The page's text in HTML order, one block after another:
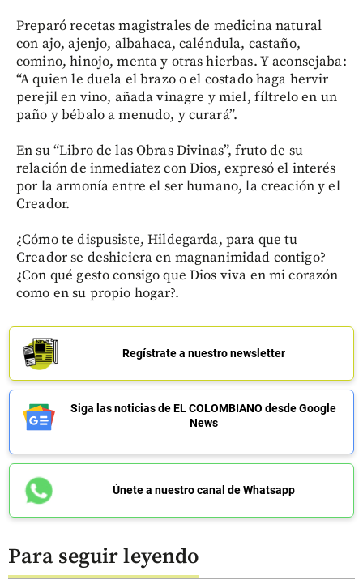
Preparó recetas magistrales de medicina natural
con ajo, ajenjo, albahaca, caléndula, castaño,
comino, hinojo, menta y otras hierbas. Y aconsejaba:
“A quien le duela el brazo o el costado haga hervir
perejil en vino, añada vinagre y miel, fíltrelo en un
paño y bébalo a menudo, y curará”.
En su “Libro de las Obras Divinas”, fruto de su
relación de inmediatez con Dios, expresó el interés
por la armonía entre el ser humano, la creación y el
Creador.
¿Cómo te dispusiste, Hildegarda, para que tu
Creador se deshiciera en magnanimidad contigo?
¿Con qué gesto consigo que Dios viva en mi corazón
como en su propio hogar?.
Regístrate a nuestro newsletter
Siga las noticias de EL COLOMBIANO desde Google
News
Únete a nuestro canal de Whatsapp
Para seguir leyendo